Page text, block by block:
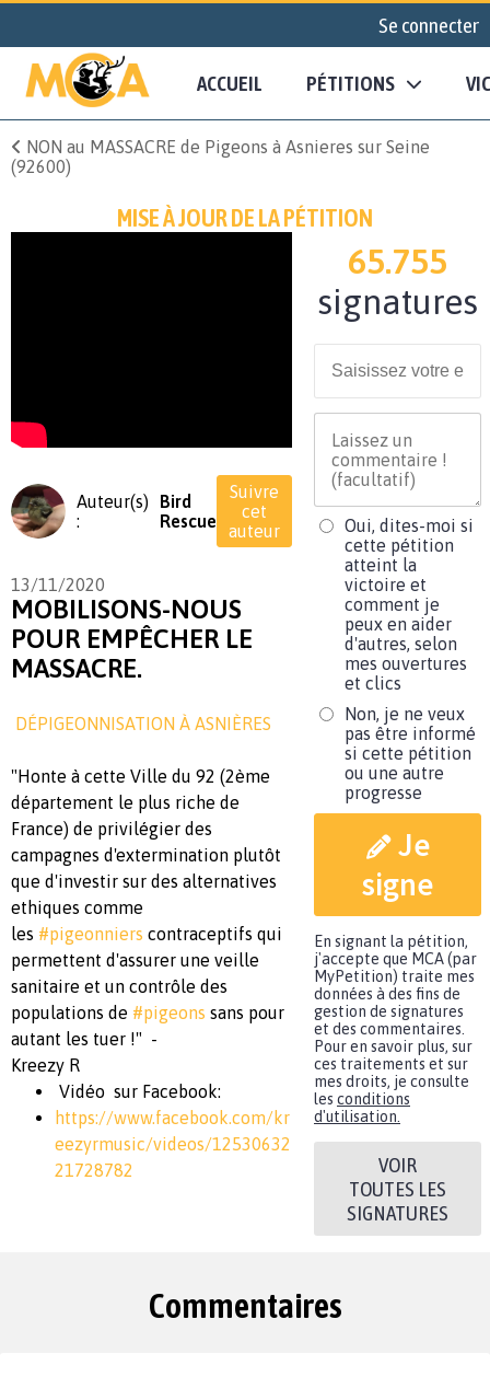
Se connecter
ACCUEIL PÉTITIONS
NON au MASSACRE de Pigeons à Asnieres sur Seine
(92600)
MISE À JOUR DE LA PÉTITION
Auteur(s)
:
Bird
Rescue
Suivre
cet
auteur
13/11/2020
MOBILISONS-NOUS
POUR EMPÊCHER LE
MASSACRE.
DÉPIGEONNISATION À ASNIÈRES
"Honte à cette Ville du 92 (2ème
département le plus riche de
France) de privilégier des
campagnes d'extermination plutôt
que d'investir sur des alternatives
ethiques comme
les #pigeonniers contraceptifs qui
permettent d'assurer une veille
sanitaire et un contrôle des
populations de #pigeons sans pour
autant les tuer !" -
Kreezy R
Vidéo sur Facebook:
https://www.facebook.com/kr
eezyrmusic/videos/12530632
21728782
65.755
signatures
Oui, dites-moi si
cette pétition
atteint la
victoire et
comment je
peux en aider
d'autres, selon
mes ouvertures
et clics
Non, je ne veux
pas être informé
si cette pétition
ou une autre
progresse
Je
signe
En signant la pétition,
j'accepte que MCA (par
MyPetition) traite mes
données à des fins de
gestion de signatures
et des commentaires.
Pour en savoir plus, sur
ces traitements et sur
mes droits, je consulte
les conditions
d'utilisation.
VOIR
TOUTES LES
SIGNATURES
Commentaires